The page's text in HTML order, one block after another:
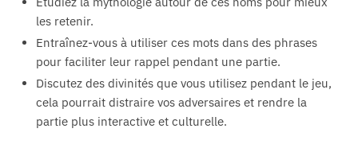
les retenir.
Entraînez-vous à utiliser ces mots dans des phrases
pour faciliter leur rappel pendant une partie.
Discutez des divinités que vous utilisez pendant le jeu,
cela pourrait distraire vos adversaires et rendre la
partie plus interactive et culturelle.